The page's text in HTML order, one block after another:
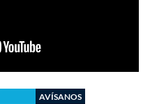
AVÍSANOS